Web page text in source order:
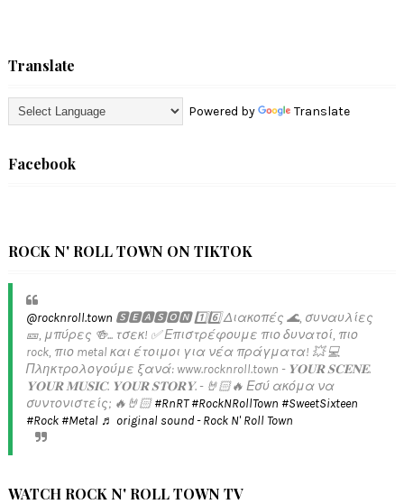
Translate
Powered by Translate
Facebook
ROCK N' ROLL TOWN ON TIKTOK
@rocknroll.town 🆂🅴🅰🆂🅾🅽 1️⃣6️⃣ Διακοπές 🌊, συναυλίες
🎫, μπύρες 🍻... τσεκ! ✅️ Επιστρέφουμε πιο δυνατοί, πιο
rock, πιο metal και έτοιμοι για νέα πράγματα! 💥 💻
Πληκτρολογούμε ξανά: www.rocknroll.town - 𝐘𝐎𝐔𝐑 𝐒𝐂𝐄𝐍𝐄.
𝐘𝐎𝐔𝐑 𝐌𝐔𝐒𝐈𝐂. 𝐘𝐎𝐔𝐑 𝐒𝐓𝐎𝐑𝐘. - 🤘🏻🔥 Εσύ ακόμα να
συντονιστείς; 🔥🤘🏻#RnRT #RockNRollTown #SweetSixteen
#Rock #Metal ♬ original sound - Rock N' Roll Town
WATCH ROCK N' ROLL TOWN TV